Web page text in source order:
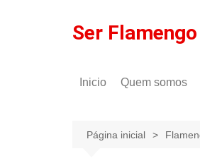
Ser Flamengo
Inicio Quem somos
Política de
Página inicial